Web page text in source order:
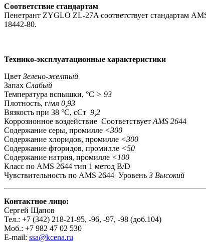
Соответствие стандартам
Пенетрант ZYGLO ZL-27A соответствует стандартам
18442-80.
Технико-эксплуатационные характеристики
Цвет Зелено-желтый
Запах Слабый
Температура вспышки, °C > 93
Плотность, г/мл 0,93
Вязкость при 38 °C, сСт 9,2
Коррозионное воздействие Соответствует AMS 2644
Содержание cеры, промилле <300
Содержание хлоридов, промилле <300
Содержание фторидов, промилле <50
Содержание натрия, промилле <100
Класс по AMS 2644 тип 1 метод В/D
Чувствительность по AMS 2644 Уровень 3 Высокий
Контактное лицо:
Сергей Щапов
Тел.: +7 (342) 218-21-95, -96, -97, -98 (доб.104)
Моб.: +7 982 47 02 530
E-mail: ssa@kcena.ru